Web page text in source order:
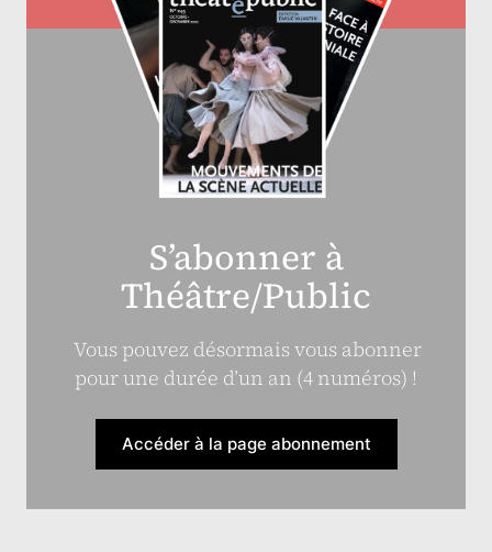
S’abonner à
Théâtre/Public
Vous pouvez désormais vous abonner
pour une durée d’un an (4 numéros) !
Accéder à la page abonnement